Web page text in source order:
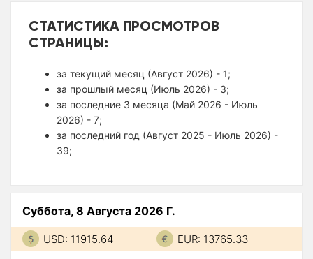
СТАТИСТИКА ПРОСМОТРОВ
СТРАНИЦЫ:
за текущий месяц (Август 2026) - 1;
за прошлый месяц (Июль 2026) - 3;
за последние 3 месяца (Май 2026 - Июль
2026) - 7;
за последний год (Август 2025 - Июль 2026) -
39;
Суббота, 8 Августа 2026 Г.
USD: 11915.64 EUR: 13765.33